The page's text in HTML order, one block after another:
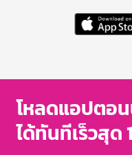
โหลดแอปตอ
ได้ทันทีเร็วสุด